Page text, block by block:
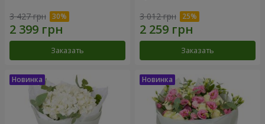
3 427 грн
Заказать
3 012 грн
Заказать